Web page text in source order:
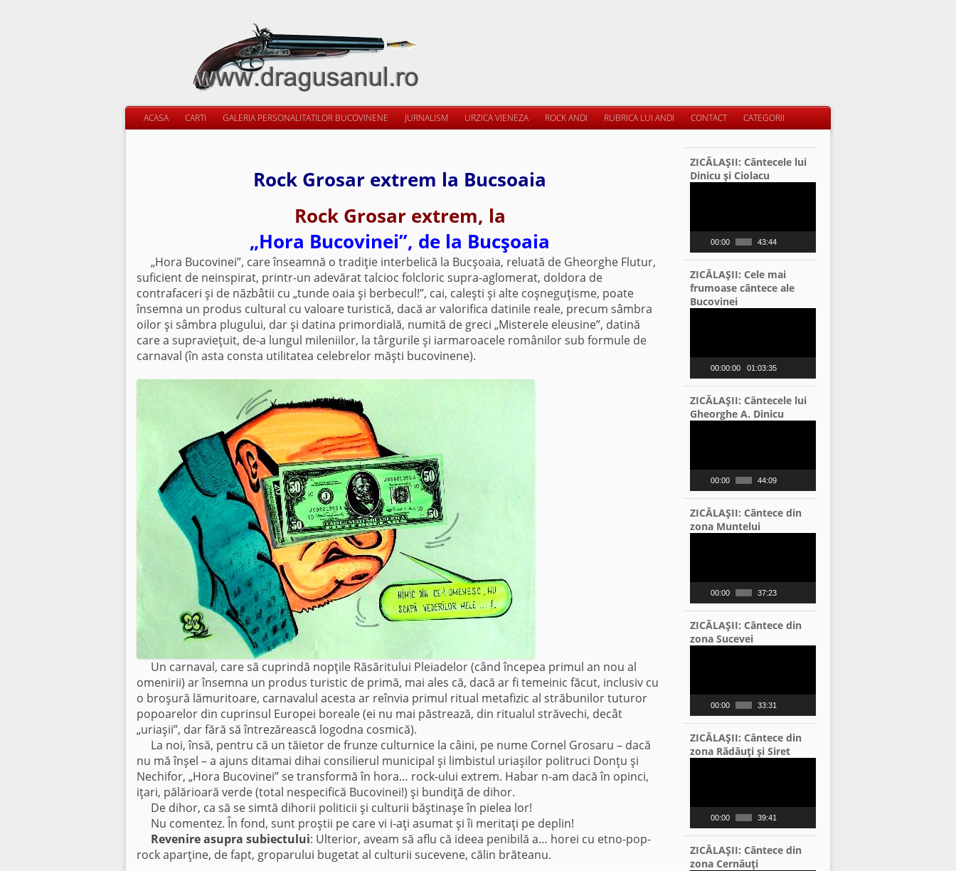
ACASA CARTI GALERIA PERSONALITATILOR BUCOVINENE JURNALISM URZICA VIENEZA ROCK ANDI RUBRICA LUI ANDI CONTACT CATEGORII
Rock Grosar extrem la Bucsoaia
Rock Grosar extrem, la
„Hora Bucovinei”, de la Bucşoaia
„Hora Bucovinei”, care înseamnă o tradiţie interbelică la Bucşoaia, reluată de Gheorghe Flutur,
suficient de neinspirat, printr-un adevărat talcioc folcloric supra-aglomerat, doldora de
contrafaceri şi de năzbâtii cu „tunde oaia şi berbecul!”, cai, caleşti şi alte coşneguţisme, poate
însemna un produs cultural cu valoare turistică, dacă ar valorifica datinile reale, precum sâmbra
oilor şi sâmbra plugului, dar şi datina primordială, numită de greci „Misterele eleusine”, datină
care a supravieţuit, de-a lungul mileniilor, la târgurile şi iarmaroacele românilor sub formule de
carnaval (în asta consta utilitatea celebrelor măşti bucovinene).
Un carnaval, care să cuprindă nopţile Răsăritului Pleiadelor (când începea primul an nou al
omenirii) ar însemna un produs turistic de primă, mai ales că, dacă ar fi temeinic făcut, inclusiv cu
o broşură lămuritoare, carnavalul acesta ar reînvia primul ritual metafizic al străbunilor tuturor
popoarelor din cuprinsul Europei boreale (ei nu mai păstrează, din ritualul străvechi, decât
„uriaşii”, dar fără să întrezărească logodna cosmică).
La noi, însă, pentru că un tăietor de frunze culturnice la câini, pe nume Cornel Grosaru – dacă
nu mă înşel – a ajuns ditamai dihai consilierul municipal şi limbistul uriaşilor politruci Donţu şi
Nechifor, „Hora Bucovinei” se transformă în hora… rock-ului extrem. Habar n-am dacă în opinci,
iţari, pălărioară verde (total nespecifică Bucovinei!) şi bundiţă de dihor.
De dihor, ca să se simtă dihorii politicii şi culturii băştinaşe în pielea lor!
Nu comentez. În fond, sunt proştii pe care vi i-aţi asumat şi îi meritaţi pe deplin!
Revenire asupra subiectului: Ulterior, aveam să aflu că ideea penibilă a… horei cu etno-pop-
rock aparţine, de fapt, groparului bugetat al culturii sucevene, călin brăteanu.
ZICĂLAŞII: Cântecele lui
Dinicu şi Ciolacu
00:00 43:44
ZICĂLAŞII: Cele mai
frumoase cântece ale
Bucovinei
00:00:00 01:03:35
ZICĂLAŞII: Cântecele lui
Gheorghe A. Dinicu
00:00 44:09
ZICĂLAŞII: Cântece din
zona Muntelui
00:00 37:23
ZICĂLAŞII: Cântece din
zona Sucevei
00:00 33:31
ZICĂLAŞII: Cântece din
zona Rădăuţi şi Siret
00:00 39:41
ZICĂLAŞII: Cântece din
zona Cernăuţi